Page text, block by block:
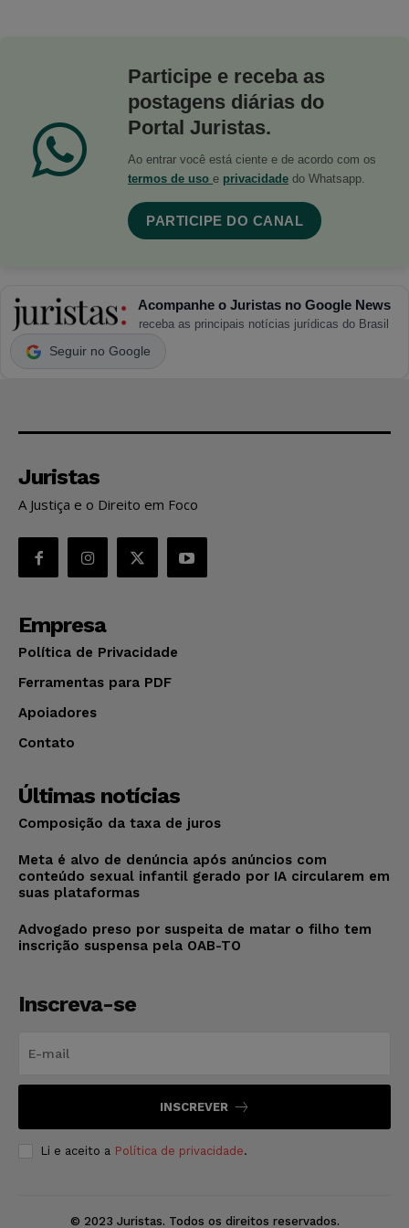
Participe e receba as
postagens diárias do
Portal Juristas.
Ao entrar você está ciente e de acordo com os
termos de uso e privacidade do Whatsapp.
PARTICIPE DO CANAL
Acompanhe o Juristas no Google News
receba as principais notícias jurídicas do Brasil
Seguir no Google
Juristas
A Justiça e o Direito em Foco
Empresa
Política de Privacidade
Ferramentas para PDF
Apoiadores
Contato
Últimas notícias
Composição da taxa de juros
Meta é alvo de denúncia após anúncios com
conteúdo sexual infantil gerado por IA circularem em
suas plataformas
Advogado preso por suspeita de matar o filho tem
inscrição suspensa pela OAB-TO
Inscreva-se
INSCREVER
Li e aceito a Política de privacidade.
© 2023 Juristas. Todos os direitos reservados.